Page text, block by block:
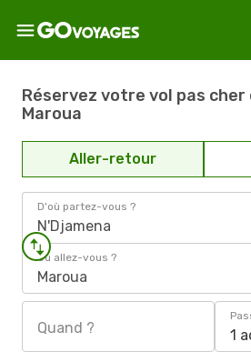
Réservez votre vol pas cher
Maroua
Aller-retour
D'où partez-vous ?
N'Djamena
Où allez-vous ?
Maroua
Quand ? 1